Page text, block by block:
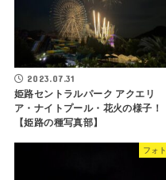
2023.07.31
姫路セントラルパーク アクエリ
ア・ナイトプール・花火の様子！
【姫路の種写真部】
フォト